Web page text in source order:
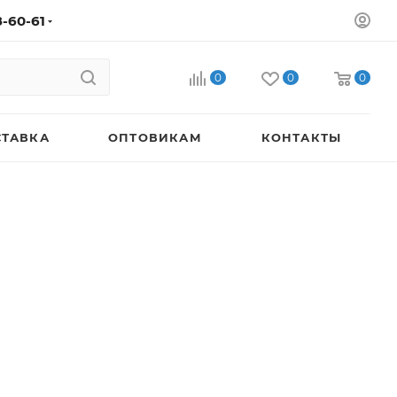
60-61
0 0 0
ОПТОВИКАМ КОНТАКТЫ